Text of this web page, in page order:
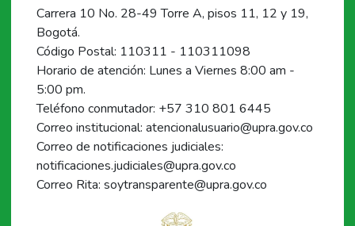
Carrera 10 No. 28-49 Torre A, pisos 11, 12 y 19,
Bogotá.
Código Postal: 110311 - 110311098
Horario de atención: Lunes a Viernes 8:00 am -
5:00 pm.
Teléfono conmutador: +57 310 801 6445
Correo institucional: atencionalusuario@upra.gov.co
Correo de notificaciones judiciales:
notificaciones.judiciales@upra.gov.co
Correo Rita: soytransparente@upra.gov.co